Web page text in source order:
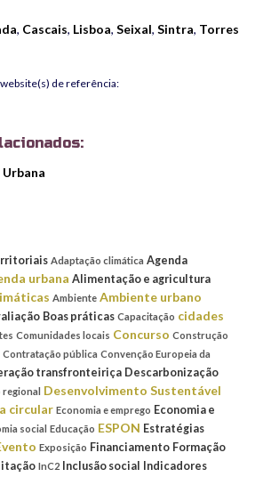
, Cascais, Lisboa, Seixal, Sintra, Torres
de referência:
Adaptação climática Agenda
urbana Alimentação e agricultura
Ambiente Ambiente urbano
Boas práticas Capacitação cidades
Comunidades locais Concurso Construção
Contratação pública Convenção Europeia da
transfronteiriça Descarbonização
Desenvolvimento Sustentável
circular Economia e emprego Economia e
social Educação ESPON Estratégias
Exposição Financiamento Formação
InC2 Inclusão social
Indicadores